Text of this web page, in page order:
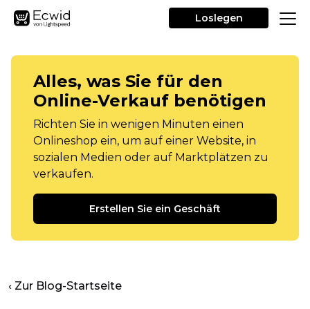
Loslegen
Alles, was Sie für den
Online-Verkauf benötigen
Richten Sie in wenigen Minuten einen
Onlineshop ein, um auf einer Website, in
sozialen Medien oder auf Marktplätzen zu
verkaufen.
Erstellen Sie ein Geschäft
‹ Zur Blog-Startseite